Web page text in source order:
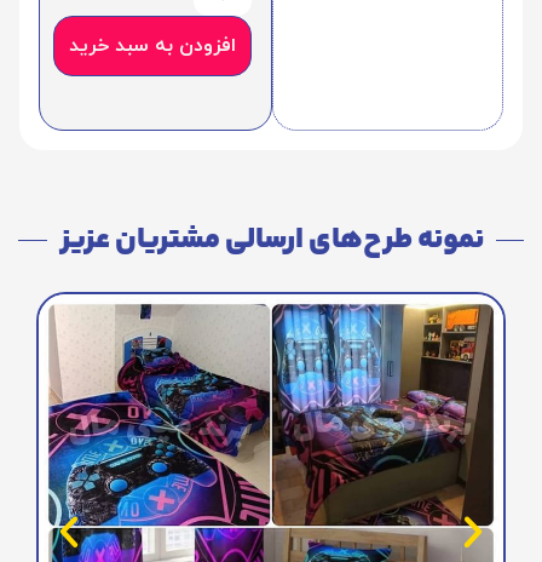
افزودن به سبد خرید
نمونه طرح‌های ارسالی مشتریان عزیز